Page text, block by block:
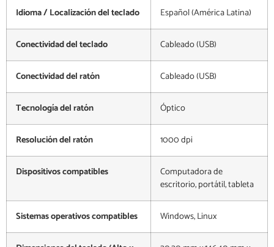
Idioma / Localización del teclado Español (América Latina)
Conectividad del teclado Cableado (USB)
Conectividad del ratón Cableado (USB)
Tecnología del ratón Óptico
Resolución del ratón 1000 dpi
Dispositivos compatibles
Computadora de
escritorio, portátil, tableta
Sistemas operativos compatibles Windows, Linux